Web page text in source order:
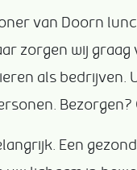
van Doorn
zorgen wij graag
als bedrijven.
Bezorgen?
Een